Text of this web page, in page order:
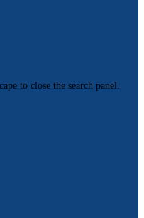
to close the search panel.